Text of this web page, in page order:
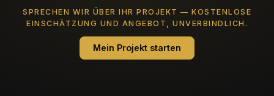
SPRECHEN WIR ÜBER IHR PROJEKT — KOSTENLOSE
EINSCHÄTZUNG UND ANGEBOT, UNVERBINDLICH.
Mein Projekt starten